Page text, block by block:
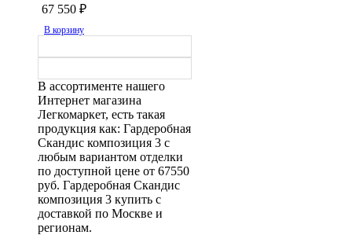
67 550 ₽
В корзину
В ассортименте нашего
Интернет магазина
Легкомаркет, есть такая
продукция как: Гардеробная
Скандис композиция 3 с
любым вариантом отделки
по доступной цене от 67550
руб. Гардеробная Скандис
композиция 3 купить с
доставкой по Москве и
регионам.